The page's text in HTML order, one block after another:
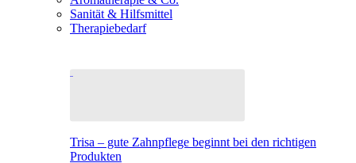
Sanität & Hilfsmittel
Therapiebedarf
Trisa – gute Zahnpflege beginnt bei den richtigen
Produkten